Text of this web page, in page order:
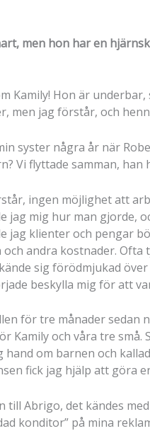
men hon har en
Kamily! Hon är
men jag förstår, och
syster några år när
Vi flyttade samman,
ingen möjlighet att
jag mig hur man gjorde,
jag klienter och pengar
andra kostnader.
sig förödmjukad
beskylla mig för att
för tre månader sedan
Kamily och våra tre små.
hand om barnen och
fick jag hjälp att göra
till Abrigo, det kändes
konditor” på mina